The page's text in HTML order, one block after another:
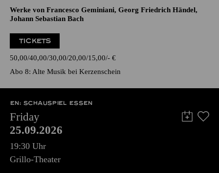
Werke von Francesco Geminiani, Georg Friedrich Händel,
Johann Sebastian Bach
TICKETS
50,00 40,00 30,00 20,00 15,00 - €
Abo 8: Alte Musik bei Kerzenschein
EN: SCHAUSPIEL ESSEN
Friday
25.09.2026
19:30 Uhr
Grillo-Theater